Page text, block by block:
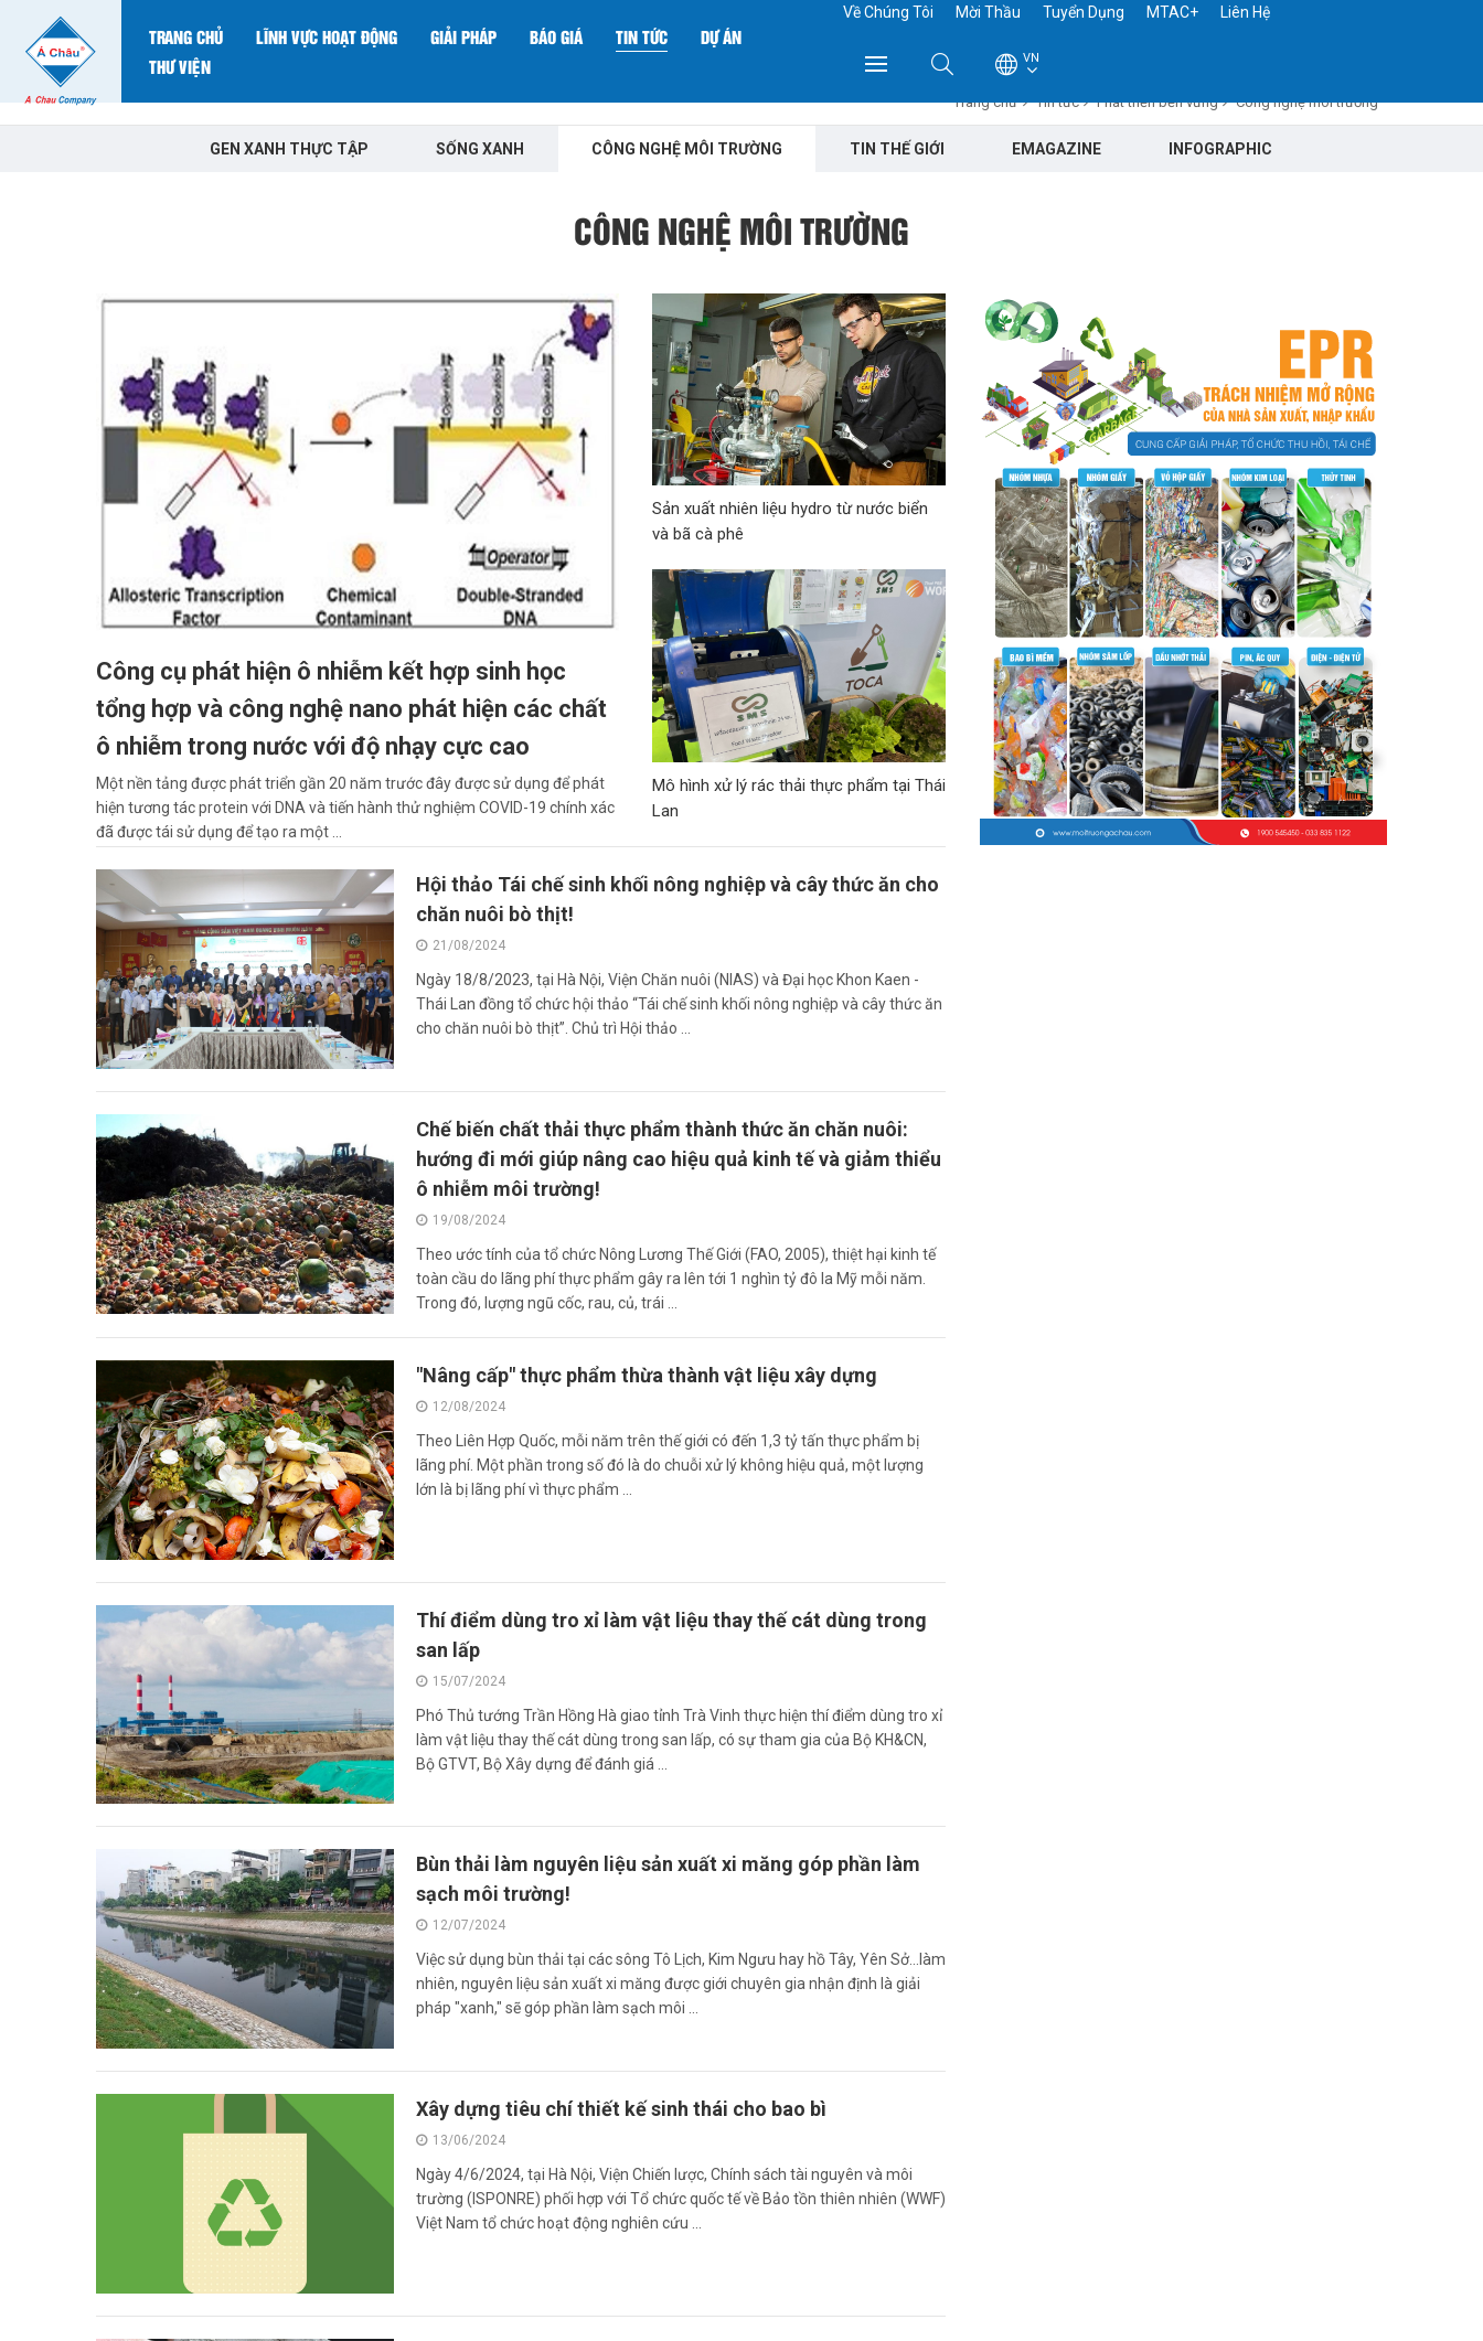
TRANG CHỦ LĨNH VỰC HOẠT ĐỘNG GIẢI PHÁP BÁO GIÁ TIN TỨC
DỰ ÁN
THƯ VIỆN
Về Chúng Tôi Mời Thầu Tuyển Dụng MTAC+ Liên Hệ
VN
Trang chủ Tin tức Phát triển bền vững Công nghệ môi trường
GEN XANH THỰC TẬP SỐNG XANH CÔNG NGHỆ MÔI TRƯỜNG TIN THẾ GIỚI EMAGAZINE INFOGRAPHIC
CÔNG NGHỆ MÔI TRƯỜNG
Công cụ phát hiện ô nhiễm kết hợp sinh học
tổng hợp và công nghệ nano phát hiện các chất
ô nhiễm trong nước với độ nhạy cực cao
Một nền tảng được phát triển gần 20 năm trước đây được sử dụng để phát
hiện tương tác protein với DNA và tiến hành thử nghiệm COVID-19 chính xác
đã được tái sử dụng để tạo ra một ...
Sản xuất nhiên liệu hydro từ nước biển
và bã cà phê
Mô hình xử lý rác thải thực phẩm tại Thái
Lan
Hội thảo Tái chế sinh khối nông nghiệp và cây thức ăn cho
chăn nuôi bò thịt!
21/08/2024
Ngày 18/8/2023, tại Hà Nội, Viện Chăn nuôi (NIAS) và Đại học Khon Kaen -
Thái Lan đồng tổ chức hội thảo “Tái chế sinh khối nông nghiệp và cây thức ăn
cho chăn nuôi bò thịt”. Chủ trì Hội thảo ...
Chế biến chất thải thực phẩm thành thức ăn chăn nuôi:
hướng đi mới giúp nâng cao hiệu quả kinh tế và giảm thiểu
ô nhiễm môi trường!
19/08/2024
Theo ước tính của tổ chức Nông Lương Thế Giới (FAO, 2005), thiệt hại kinh tế
toàn cầu do lãng phí thực phẩm gây ra lên tới 1 nghìn tỷ đô la Mỹ mỗi năm.
Trong đó, lượng ngũ cốc, rau, củ, trái ...
"Nâng cấp" thực phẩm thừa thành vật liệu xây dựng
12/08/2024
Theo Liên Hợp Quốc, mỗi năm trên thế giới có đến 1,3 tỷ tấn thực phẩm bị
lãng phí. Một phần trong số đó là do chuỗi xử lý không hiệu quả, một lượng
lớn là bị lãng phí vì thực phẩm ...
Thí điểm dùng tro xỉ làm vật liệu thay thế cát dùng trong
san lấp
15/07/2024
Phó Thủ tướng Trần Hồng Hà giao tỉnh Trà Vinh thực hiện thí điểm dùng tro xỉ
làm vật liệu thay thế cát dùng trong san lấp, có sự tham gia của Bộ KH&CN,
Bộ GTVT, Bộ Xây dựng để đánh giá ...
Bùn thải làm nguyên liệu sản xuất xi măng góp phần làm
sạch môi trường!
12/07/2024
Việc sử dụng bùn thải tại các sông Tô Lịch, Kim Ngưu hay hồ Tây, Yên Sở...làm
nhiên, nguyên liệu sản xuất xi măng được giới chuyên gia nhận định là giải
pháp "xanh," sẽ góp phần làm sạch môi ...
Xây dựng tiêu chí thiết kế sinh thái cho bao bì
13/06/2024
Ngày 4/6/2024, tại Hà Nội, Viện Chiến lược, Chính sách tài nguyên và môi
trường (ISPONRE) phối hợp với Tổ chức quốc tế về Bảo tồn thiên nhiên (WWF)
Việt Nam tổ chức hoạt động nghiên cứu ...